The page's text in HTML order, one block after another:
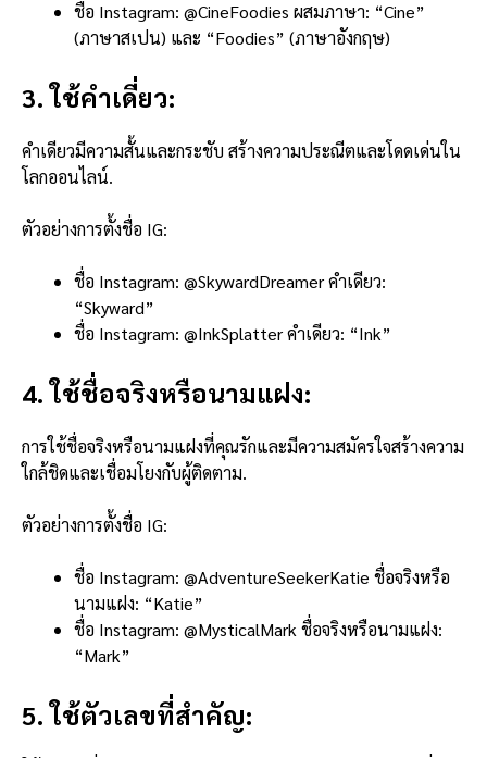
ชื่อ Instagram: @CineFoodies ผสมภาษา: “Cine”
(ภาษาสเปน) และ “Foodies” (ภาษาอังกฤษ)
3. ใช้คำเดี่ยว:
คำเดียวมีความสั้นและกระชับ สร้างความประณีตและโดดเด่นใน
โลกออนไลน์.
ตัวอย่างการตั้งชื่อ IG:
ชื่อ Instagram: @SkywardDreamer คำเดียว:
“Skyward”
ชื่อ Instagram: @InkSplatter คำเดียว: “Ink”
4. ใช้ชื่อจริงหรือนามแฝง:
การใช้ชื่อจริงหรือนามแฝงที่คุณรักและมีความสมัครใจสร้างความ
ใกล้ชิดและเชื่อมโยงกับผู้ติดตาม.
ตัวอย่างการตั้งชื่อ IG:
ชื่อ Instagram: @AdventureSeekerKatie ชื่อจริงหรือ
นามแฝง: “Katie”
ชื่อ Instagram: @MysticalMark ชื่อจริงหรือนามแฝง:
“Mark”
5. ใช้ตัวเลขที่สำคัญ: